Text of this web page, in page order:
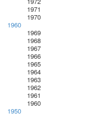
1971
1970
1960
1969
1968
1967
1966
1965
1964
1963
1962
1961
1960
1950